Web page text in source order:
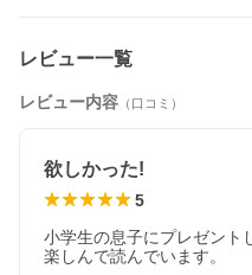
レビュー一覧
レビュー内容 （口コミ）
欲しかった!
5
小学生の息子にプレゼント
楽しんで読んでいます。